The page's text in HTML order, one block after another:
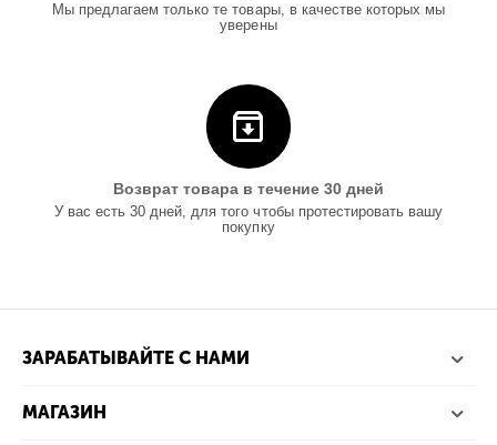
Мы предлагаем только те товары, в качестве которых мы
уверены
Возврат товара в течение 30 дней
У вас есть 30 дней, для того чтобы протестировать вашу
покупку
ЗАРАБАТЫВАЙТЕ С НАМИ
МАГАЗИН